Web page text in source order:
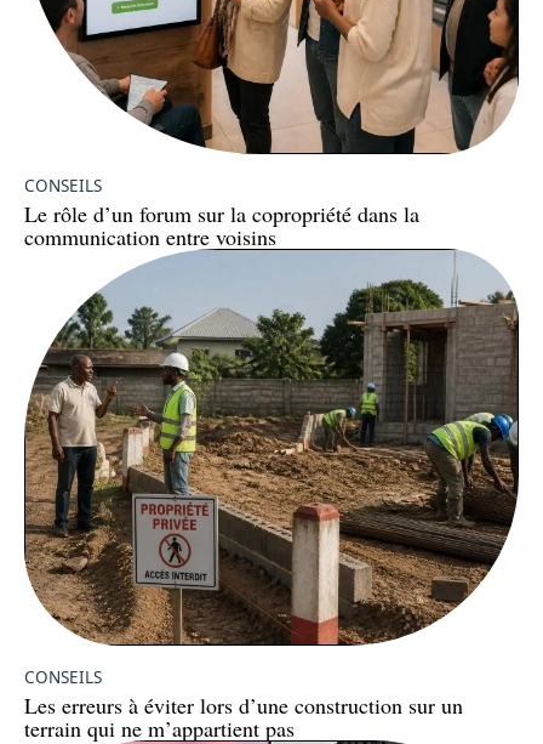
CONSEILS
Le rôle d’un forum sur la copropriété dans la
communication entre voisins
CONSEILS
Les erreurs à éviter lors d’une construction sur un
terrain qui ne m’appartient pas